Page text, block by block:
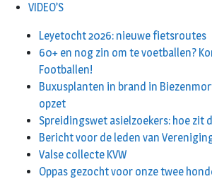
VIDEO’S
Leyetocht 2026: nieuwe fietsroutes
60+ en nog zin om te voetballen?
Footballen!
Buxusplanten in brand in
opzet
Spreidingswet asielzoekers: hoe zit
Bericht voor de leden van
Valse collecte KVW
Oppas gezocht voor onze twee